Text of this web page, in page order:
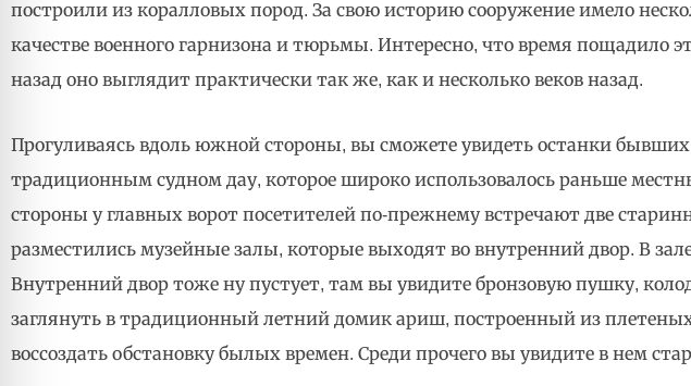
построили из коралловых пород. За свою историю сооружение имело
качестве военного гарнизона и тюрьмы. Интересно, что время пощадило
назад оно выглядит практически так же, как и несколько веков назад.
Прогуливаясь вдоль южной стороны, вы сможете увидеть останки
традиционным судном дау, которое широко использовалось раньше
стороны у главных ворот посетителей по-прежнему встречают две
разместились музейные залы, которые выходят во внутренний двор. В
Внутренний двор тоже ну пустует, там вы увидите бронзовую пушку,
заглянуть в традиционный летний домик ариш, построенный из
воссоздать обстановку былых времен. Среди прочего вы увидите в нем